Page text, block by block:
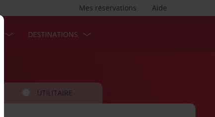
Aide
Mes réservations
DESTINATIONS
UTILITAIRE